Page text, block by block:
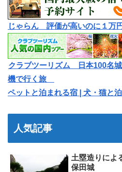
じゃらん 評価が高いのに１万
クラブツーリズム 日本100名
機で行く旅
ペットと泊まれる宿 | 犬・猫と
人気記事
土塁造りに
保田城